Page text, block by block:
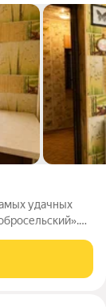
удачных